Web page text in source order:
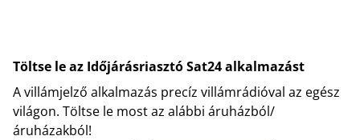
Töltse le az Időjárásriasztó Sat24 alkalmazást
A villámjelző alkalmazás precíz villámrádióval az egész
világon. Töltse le most az alábbi áruházból/
áruházakból!